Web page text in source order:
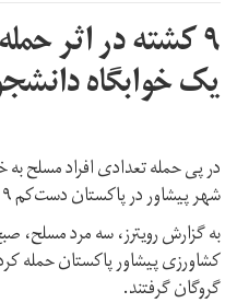
۹ کشته در اثر
یک خوابگاه
در پی حمله تعدادی افراد مسلح
شهر پیشاور در پاکستان دست‌کم ۹ نفرکشته و۳۵ نفر مجروح شدند.
کشاورزی پیشاور پاکستان حمله
گروگان گرفتند.